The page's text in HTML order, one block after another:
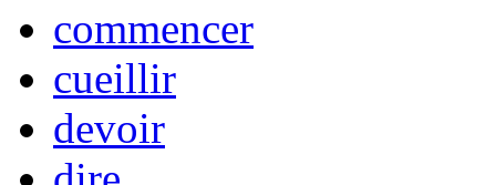
commencer
cueillir
devoir